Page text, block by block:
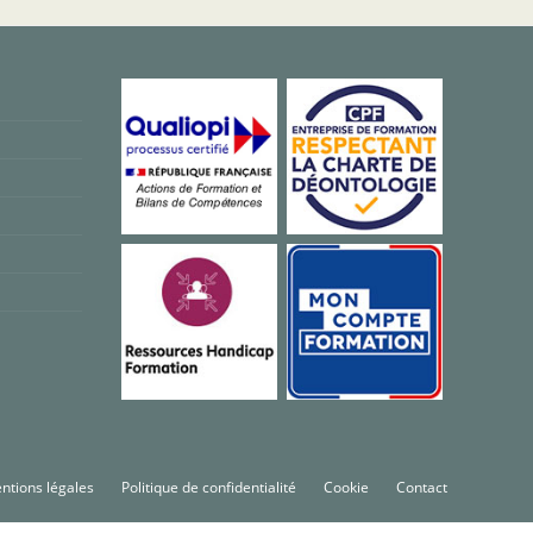
légales Politique de confidentialité Cookie Contact